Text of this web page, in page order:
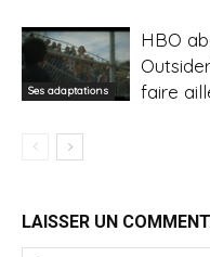
Ses adaptations
HBO
faire
LAISSER UN